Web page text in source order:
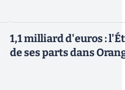
1,1 milliard d'euros :
de ses parts dans